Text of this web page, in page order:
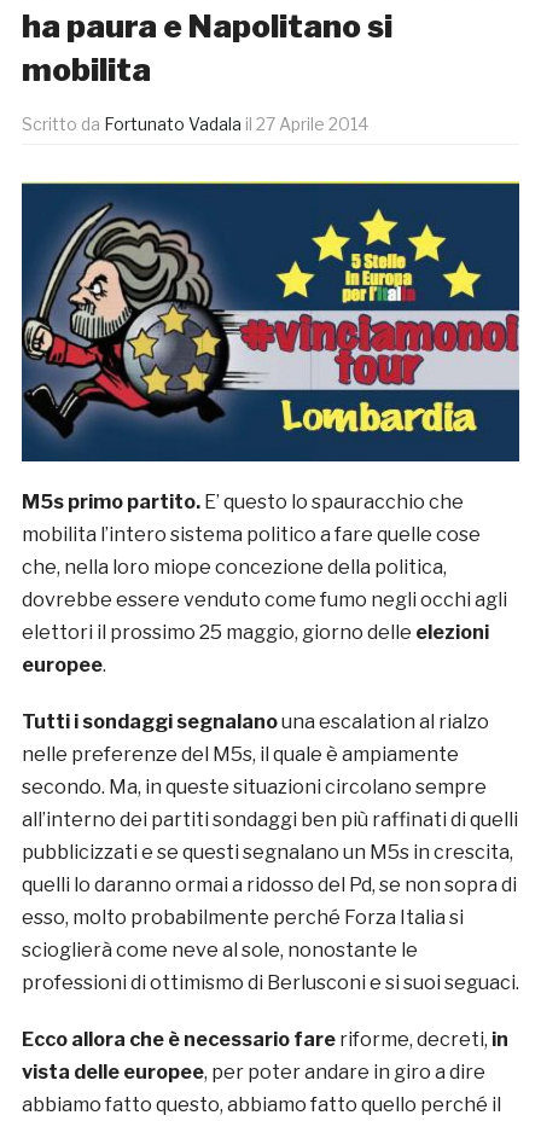
ha paura e Napolitano si
mobilita
Scritto da Fortunato Vadala il 27 Aprile 2014
M5s primo partito.E’ questo lo spauracchio che
mobilita l’intero sistema politico a fare quelle cose
che, nella loro miope concezione della politica,
dovrebbe essere venduto come fumo negli occhi agli
elettori il prossimo 25 maggio, giorno delle elezioni
europee.
Tutti i sondaggi segnalanouna escalation al rialzo
nelle preferenze del M5s, il quale è ampiamente
secondo. Ma, in queste situazioni circolano sempre
all’interno dei partiti sondaggi ben più raffinati di quelli
pubblicizzati e se questi segnalano un M5s in crescita,
quelli lo daranno ormai a ridosso del Pd, se non sopra di
esso, molto probabilmente perché Forza Italia si
scioglierà come neve al sole, nonostante le
professioni di ottimismo di Berlusconi e si suoi seguaci.
Ecco allora che è necessario fareriforme, decreti, in
vista delle europee, per poter andare in giro a dire
abbiamo fatto questo, abbiamo fatto quello perché il